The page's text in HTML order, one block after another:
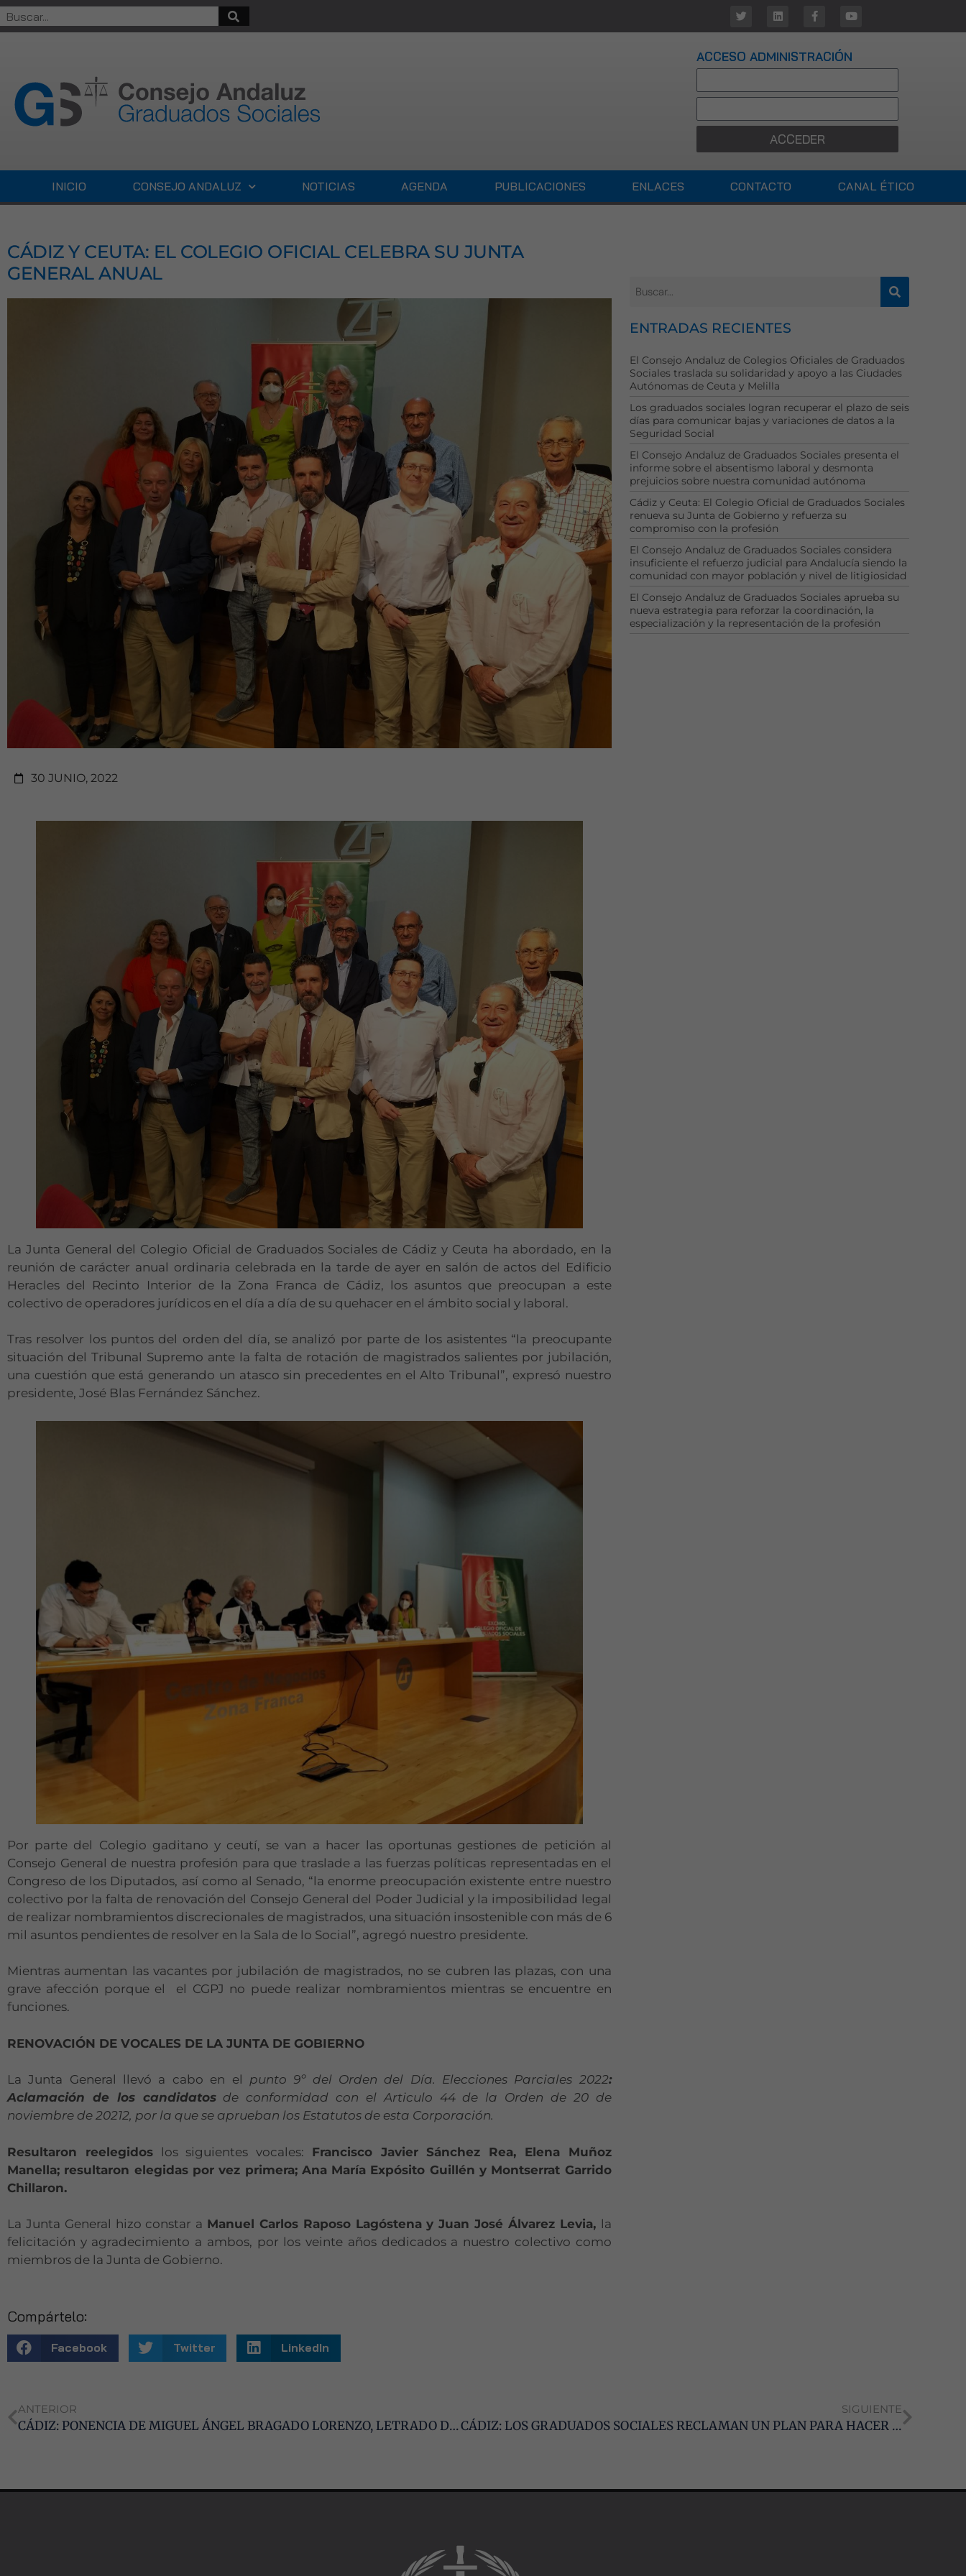
ACCESO ADMINISTRACIÓN
ACCEDER
INICIO CONSEJO ANDALUZ NOTICIAS AGENDA PUBLICACIONES ENLACES CONTACTO CANAL ÉTICO
CÁDIZ Y CEUTA: EL COLEGIO OFICIAL CELEBRA SU JUNTA
GENERAL ANUAL
30 JUNIO, 2022
La Junta General del Colegio Oficial de Graduados Sociales de Cádiz y Ceuta ha abordado, en la
reunión de carácter anual ordinaria celebrada en la tarde de ayer en salón de actos del Edificio
Heracles del Recinto Interior de la Zona Franca de Cádiz, los asuntos que preocupan a este
colectivo de operadores jurídicos en el día a día de su quehacer en el ámbito social y laboral.
Tras resolver los puntos del orden del día, se analizó por parte de los asistentes “la preocupante
situación del Tribunal Supremo ante la falta de rotación de magistrados salientes por jubilación,
una cuestión que está generando un atasco sin precedentes en el Alto Tribunal”, expresó nuestro
presidente, José Blas Fernández Sánchez.
Por parte del Colegio gaditano y ceutí, se van a hacer las oportunas gestiones de petición al
Consejo General de nuestra profesión para que traslade a las fuerzas políticas representadas en el
Congreso de los Diputados, así como al Senado, “la enorme preocupación existente entre nuestro
colectivo por la falta de renovación del Consejo General del Poder Judicial y la imposibilidad legal
de realizar nombramientos discrecionales de magistrados, una situación insostenible con más de 6
mil asuntos pendientes de resolver en la Sala de lo Social”, agregó nuestro presidente.
Mientras aumentan las vacantes por jubilación de magistrados, no se cubren las plazas, con una
grave afección porque el el CGPJ no puede realizar nombramientos mientras se encuentre en
funciones.
RENOVACIÓN DE VOCALES DE LA JUNTA DE GOBIERNO
La Junta General llevó a cabo en el punto 9º del Orden del Día. Elecciones Parciales 2022:
Aclamación de los candidatosde conformidad con el Articulo 44 de la Orden de 20 de
noviembre de 20212, por la que se aprueban los Estatutos de esta Corporación.
Resultaron reelegidoslos siguientes vocales: Francisco Javier Sánchez Rea, Elena Muñoz
Manella; resultaron elegidas por vez primera; Ana María Expósito Guillén y Montserrat Garrido
Chillaron.
La Junta General hizo constar a Manuel Carlos Raposo Lagóstena y Juan José Álvarez Levia, la
felicitación y agradecimiento a ambos, por los veinte años dedicados a nuestro colectivo como
miembros de la Junta de Gobierno.
ENTRADAS RECIENTES
El Consejo Andaluz de Colegios Oficiales de Graduados
Sociales traslada su solidaridad y apoyo a las Ciudades
Autónomas de Ceuta y Melilla
Los graduados sociales logran recuperar el plazo de seis
días para comunicar bajas y variaciones de datos a la
Seguridad Social
El Consejo Andaluz de Graduados Sociales presenta el
informe sobre el absentismo laboral y desmonta
prejuicios sobre nuestra comunidad autónoma
Cádiz y Ceuta: El Colegio Oficial de Graduados Sociales
renueva su Junta de Gobierno y refuerza su
compromiso con la profesión
El Consejo Andaluz de Graduados Sociales considera
insuficiente el refuerzo judicial para Andalucía siendo la
comunidad con mayor población y nivel de litigiosidad
El Consejo Andaluz de Graduados Sociales aprueba su
nueva estrategia para reforzar la coordinación, la
especialización y la representación de la profesión
Compártelo:
Facebook Twitter LinkedIn
ANTERIOR
CÁDIZ: PONENCIA DE MIGUEL ÁNGEL BRAGADO LORENZO, LETRADO DE LA ADMINISTRACIÓN DE JUSTICIA
SIGUIENTE
CÁDIZ: LOS GRADUADOS SOCIALES RECLAMAN UN PLAN PARA HACER DE LOS CEMACS VERDADEROS GESTORES DE MEDIACIÓN
Necesarias
Estas
cookies no
opcionales.
necesarias
Estadísticas
Para que
funcionalidad
y estructura
de la web, en
de la web.
Al compartir tus
aumentas la